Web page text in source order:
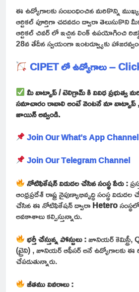
ఈ ఉద్యోగాలకు సంబంధించిన మరికొన్ని
ఆర్టికల్ పూర్తిగా చదవడం ద్వారా తెలుసుకొని
ఆర్టికల్ చివర్ లో ఇచ్చిన లింక్ ఉపయోగించి
28వ తేదీన స్వయంగా ఇంటర్వ్యూకు
CIPET లో ఉద్యోగాలు –
మీ వాట్సాప్ / టెలిగ్రామ్ కి వివిధ ప్రభుత్వ
సమాచారం రావాలి అంటే వెంటనే మా వాట్సాప్
జాయిన్ అవ్వండి.
Join Our What’s App Channel
Join Our Telegram Channel
నోటిఫికేషన్ విడుదల చేసిన సంస్థ పేరు :
ఆంధ్రప్రదేశ్ రాష్ట్ర నైపుణ్యాభివృద్ధి సంస్థ
చేసిన ఈ నోటిఫికేషన్ ద్వారాHetero
అవకాశాలు కల్పిస్తున్నారు.
భర్తీ చేస్తున్న పోస్టులు :జూనియర్ కెమిస్ట్రీ,
(ట్రైని) , జూనియర్ ఆఫీసర్ అనే ఉద్యోగాలకు ఈ
చేపడుతున్నారు.
జీతము వివరాలు :